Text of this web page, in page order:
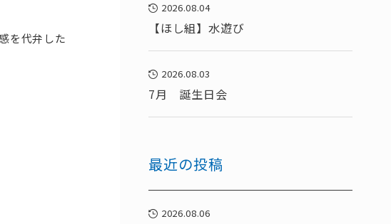
を代弁した
2026.08.04
【ほし組】水遊び
2026.08.03
7月 誕生日会
最近の投稿
2026.08.06